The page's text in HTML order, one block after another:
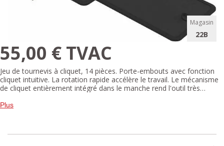
Magasin
22B
55,00 € TVAC
Jeu de tournevis à cliquet, 14 pièces. Porte-embouts avec fonction
cliquet intuitive. La rotation rapide accélère le travail. Le mécanisme
de cliquet entièrement intégré dans le manche rend l'outil très
position 0. Manche Kraftform Plus favorisant l'ergonomie au travail
Plus